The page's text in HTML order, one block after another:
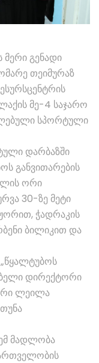
გენადი
თეიმურაზ
მე-4 საჯარო
სპორტული
დარბაზში
განვითარების
ორი
30-ზე მეტი
ჭადრაკის
ბილიკით და
დირექტორი
ლეილა
მადლობა